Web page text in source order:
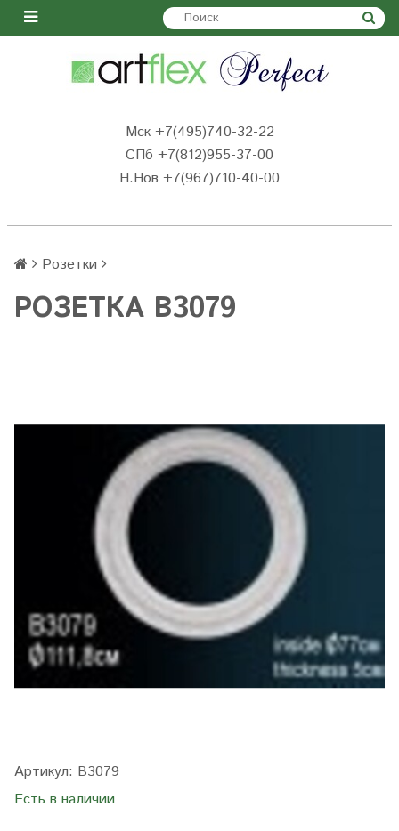
Мск +7(495)740-32-22
СПб +7(812)955-37-00
Н.Нов +7(967)710-40-00
Розетки
РОЗЕТКА B3079
Артикул: B3079
Есть в наличии